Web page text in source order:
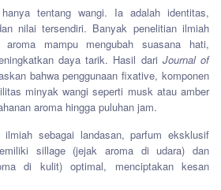
tentang wangi. Ia adalah identitas,
nilai tersendiri. Banyak penelitian ilmiah
aroma mampu mengubah suasana hati,
daya tarik. Hasil dari Journal of
bahwa penggunaan fixative, komponen
minyak wangi seperti musk atau amber
aroma hingga puluhan jam.
ilmiah sebagai landasan, parfum eksklusif
sillage (jejak aroma di udara) dan
di kulit) optimal, menciptakan kesan